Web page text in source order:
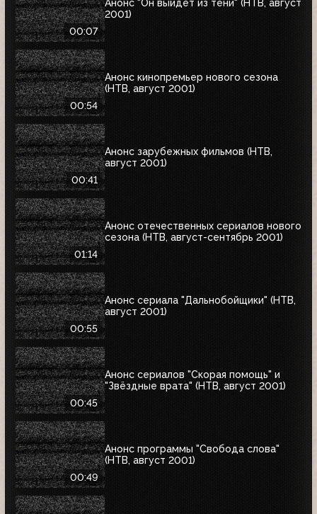
00:07
Анонс "Он выйдет из тени" (НТВ, август
2001)
00:54
Анонс кинопремьер нового сезона
(НТВ, август 2001)
00:41
Анонс зарубежных фильмов (НТВ,
август 2001)
01:14
Анонс отечественных сериалов нового
сезона (НТВ, август-сентябрь 2001)
00:55
Анонс сериала "Дальнобойщики" (НТВ,
август 2001)
00:45
Анонс сериалов "Скорая помощь" и
"Звёздные врата" (НТВ, август 2001)
00:49
Анонс программы "Свобода слова"
(НТВ, август 2001)